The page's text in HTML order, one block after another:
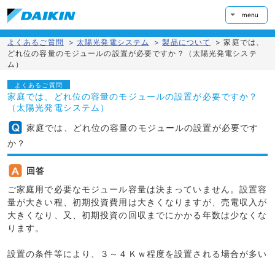
menu
よくあるご質問 > 太陽光発電システム > 製品について > 家庭では、
どれ位の容量のモジュールの設置が必要ですか？（太陽光発電システ
ム）
よくあるご質問
家庭では、どれ位の容量のモジュールの設置が必要ですか？
（太陽光発電システム）
家庭では、どれ位の容量のモジュールの設置が必要です
か？
回答
ご家庭用で必要なモジュール容量は決まっていません。設置容
量が大きい程、初期投資費用は大きくなりますが、売電収入が
大きくなり、又、初期投資の回収までにかかる年数は少なくな
ります。
設置の条件等により、３～４Ｋｗ程度を設置される場合が多い